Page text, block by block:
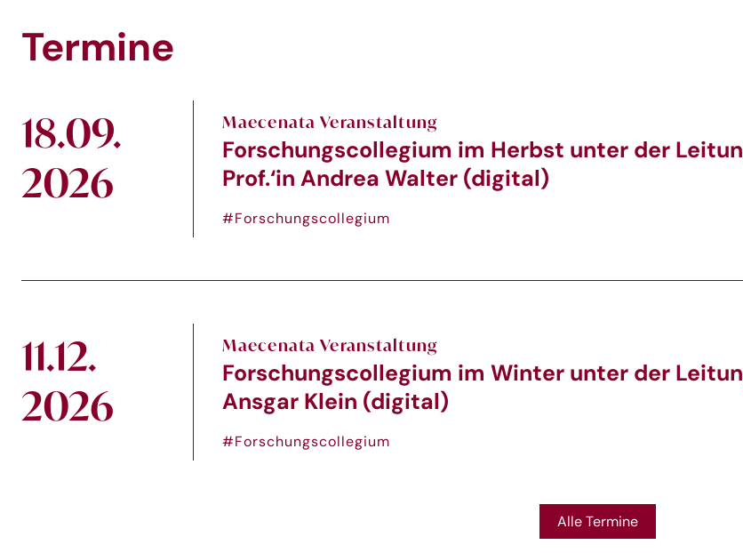
Termine
18.09.
2026
Maecenata Veranstaltung
Forschungscollegium im Herbst unter der
Prof.‘in Andrea Walter (digital)
#Forschungscollegium
11.12.
2026
Maecenata Veranstaltung
Forschungscollegium im Winter unter der
Ansgar Klein (digital)
#Forschungscollegium
Alle Termine